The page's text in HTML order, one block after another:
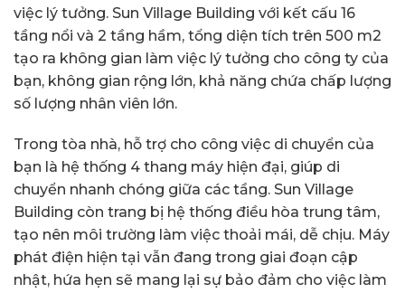
việc lý tưởng. Sun Village Building với kết cấu 16
tầng nổi và 2 tầng hầm, tổng diện tích trên 500 m2
tạo ra không gian làm việc lý tưởng cho công ty của
bạn, không gian rộng lớn, khả năng chứa chấp lượng
số lượng nhân viên lớn.
Trong tòa nhà, hỗ trợ cho công việc di chuyển của
bạn là hệ thống 4 thang máy hiện đại, giúp di
chuyển nhanh chóng giữa các tầng. Sun Village
Building còn trang bị hệ thống điều hòa trung tâm,
tạo nên môi trường làm việc thoải mái, dễ chịu. Máy
phát điện hiện tại vẫn đang trong giai đoạn cập
nhật, hứa hẹn sẽ mang lại sự bảo đảm cho việc làm